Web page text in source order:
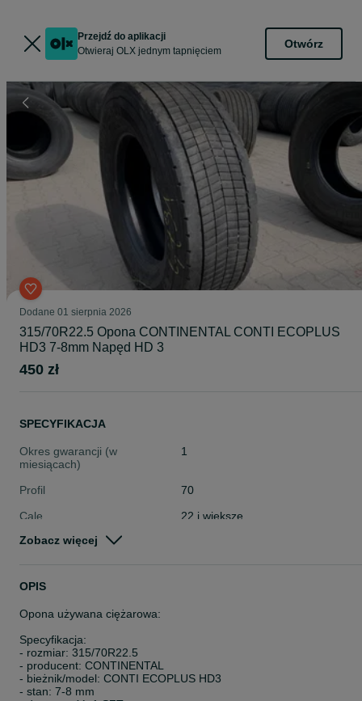
Przejdź do aplikacji
Otwieraj OLX jednym tapnięciem
Otwórz
Dodane 01 sierpnia 2026
315/70R22.5 Opona CONTINENTAL CONTI ECOPLUS
HD3 7-8mm Napęd HD 3
450 zł
SPECYFIKACJA
Okres gwarancji (w
miesiącach)
1
Profil
70
Cale
22 i większe
Stan
Pojazd
Szerokość
Zobacz więcej
OPIS
Opona używana ciężarowa:
Specyfikacja:
- rozmiar: 315/70R22.5
- producent: CONTINENTAL
- bieżnik/model: CONTI ECOPLUS HD3
- stan: 7-8 mm